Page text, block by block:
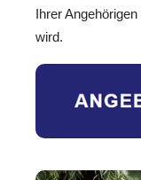
Ihrer
wird.